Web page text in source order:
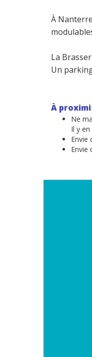
À
La
Un
À
Ne
Il y
Envie
Envie